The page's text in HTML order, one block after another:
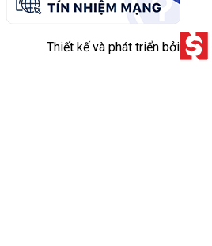
Thiết kế và phát triển bởi